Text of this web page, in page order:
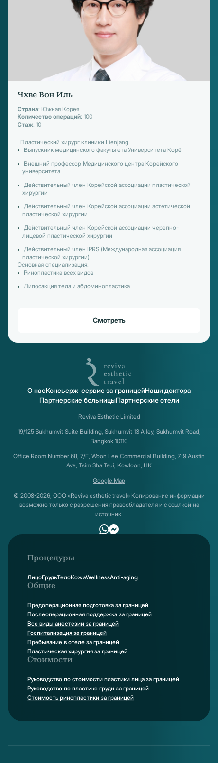
Чхве Вон Иль
Страна: Южная Корея
Количество операций: 100
Стаж: 10
Пластический хирург клиники Lienjang
Выпускник медицинского факультета Университета Корё
Внешний профессор Медицинского центра Корейского
университета
Действительный член Корейской ассоциации пластической
хирургии
Действительный член Корейской ассоциации эстетической
пластической хирургии
Действительный член Корейской ассоциации черепно-
лицевой пластической хирургии
Действительный член IPRS (Международная ассоциация
пластической хирургии)
Основная специализация:
Ринопластика всех видов
Липосакция тела и абдоминопластика
Смотреть
О насКонсьерж-сервис за границейНаши доктора
Партнерские больницыПартнерские отели
Reviva Esthetic Limited
19/125 Sukhumvit Suite Building, Sukhumvit 13 Alley, Sukhumvit Road,
Bangkok 10110
Office Room Number 68, 7/F, Woon Lee Commercial Building, 7-9 Austin
Ave, Tsim Sha Tsui, Kowloon, HK
Google.Map
© 2008-2026, ООО «Reviva esthetic travel» Копирование информации
возможно только с разрешения правообладателя и с ссылкой на
источник.
Процедуры
ЛицоГрудьТелоКожаWellnessAnti-aging
Общие
Предоперационная подготовка за границей
Послеоперационная поддержка за границей
Все виды анестезии за границей
Госпитализация за границей
Пребывание в отеле за границей
Пластическая хирургия за границей
Стоимости
Руководство по стоимости пластики лица за границей
Руководство по пластике груди за границей
Стоимость ринопластики за границей